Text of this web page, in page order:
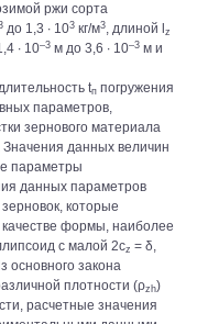
ржи сорта
до 1,3 ∙ 103 кг/м3, длиной l z
∙ 10–3 м до 3,6 ∙ 10–3 м и
tп погружения
параметров,
зернового материала
данных величин
параметры
данных параметров
которые
формы, наиболее
с малой 2cz = δ,
основного закона
плотности (ρzh)
расчетные значения